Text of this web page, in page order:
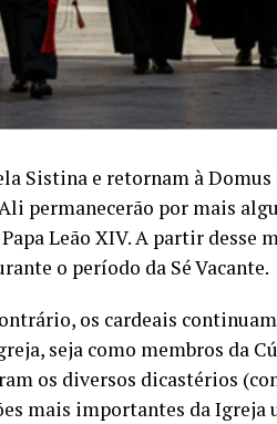
Sistina e retornam à Domus
permanecerão por mais
Leão XIV. A partir desse
o período da Sé Vacante.
os cardeais
seja como membros da
os diversos dicastérios
mais importantes da Igreja